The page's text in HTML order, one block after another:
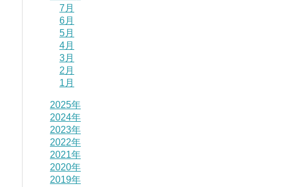
7月
6月
5月
4月
3月
2月
1月
2025年
2024年
2023年
2022年
2021年
2020年
2019年